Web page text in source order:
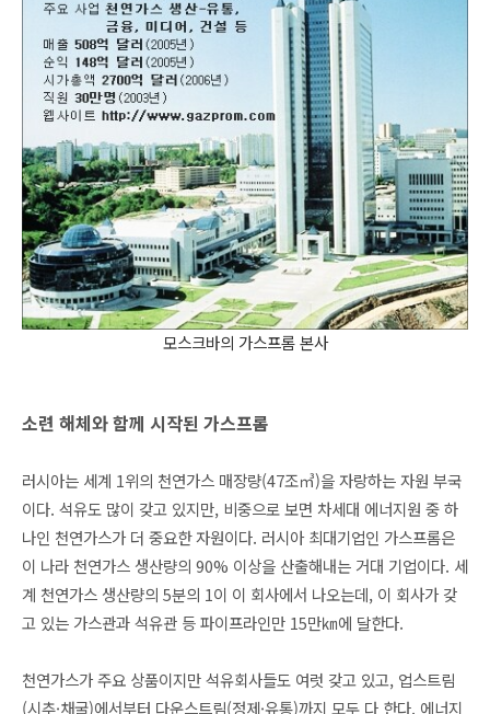
모스크바의 가스프롬 본사
소련 해체와 함께 시작된 가스프롬
러시아는 세계 1위의 천연가스 매장량(47조㎥)을 자랑하는 자원 부국
이다. 석유도 많이 갖고 있지만, 비중으로 보면 차세대 에너지원 중 하
나인 천연가스가 더 중요한 자원이다. 러시아 최대기업인 가스프롬은
이 나라 천연가스 생산량의 90% 이상을 산출해내는 거대 기업이다. 세
계 천연가스 생산량의 5분의 1이 이 회사에서 나오는데, 이 회사가 갖
고 있는 가스관과 석유관 등 파이프라인만 15만㎞에 달한다.
천연가스가 주요 상품이지만 석유회사들도 여럿 갖고 있고, 업스트림
(시추·채굴)에서부터 다운스트림(정제·유통)까지 모두 다 한다. 에너지